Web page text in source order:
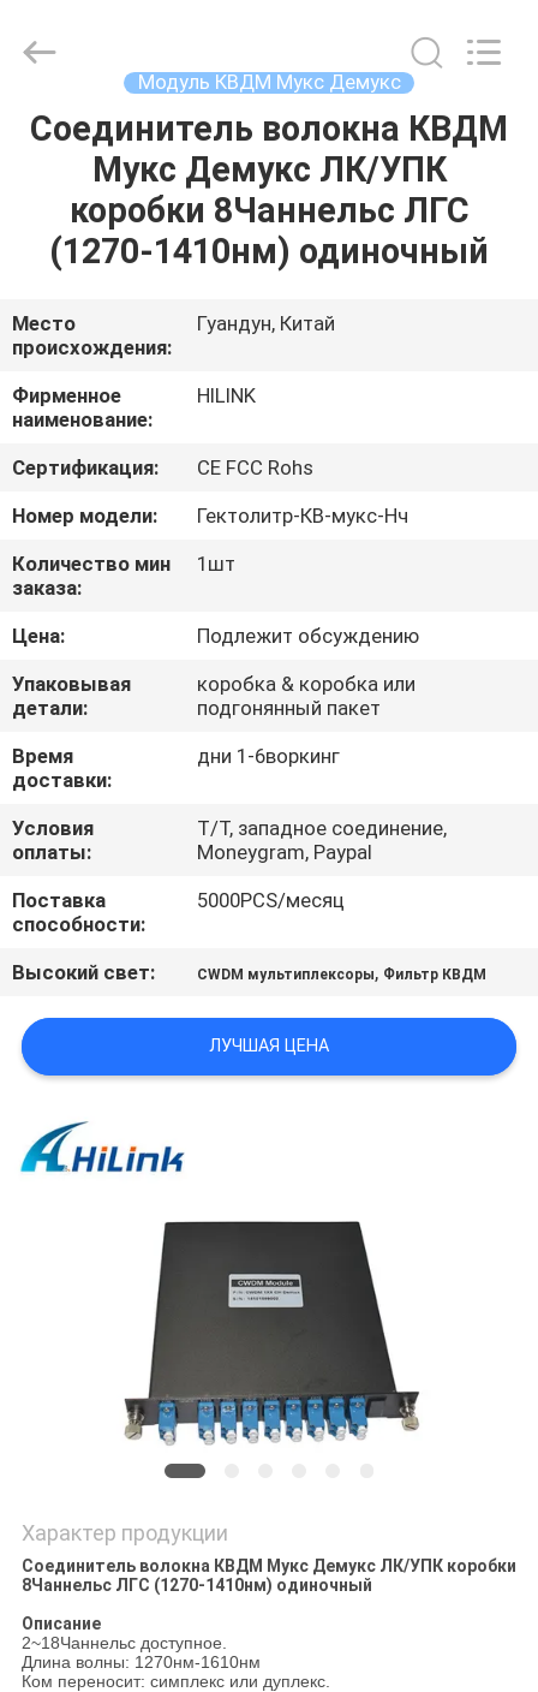
ДОМОЙ
ПРОДУКТЫ
НАС
ЭКСКУРСИЯ
ПО
ЗАВОДУ
КОНТРОЛЬ
КАЧЕСТВА
СВЯЖИТЕСЬ
С
НАМИ
НОВОСТИ
СЛУЧАИ
ЗАПРОСИТЕ
ЦИТАТУ
САЙТА
ПОЛИТИКА
КОНФИДЕНЦИАЛЬНОСТИ
Technology
Co.,Ltd..
Модуль КВДМ Мукс Демукс
Соединитель волокна КВДМ
Мукс Демукс ЛК/УПК
коробки 8Чаннельс ЛГС
(1270-1410нм) одиночный
Место
происхождения:
Гуандун, Китай
Фирменное
наименование:
HILINK
Сертификация:
CE FCC Rohs
Номер модели:
Гектолитр-КВ-мукс-Нч
Количество мин
заказа:
1шт
Цена:
Подлежит обсуждению
Упаковывая
детали:
коробка & коробка или
подгонянный пакет
Время
доставки:
дни 1-6воркинг
Условия
оплаты:
T/T, западное соединение,
Moneygram, Paypal
Поставка
способности:
5000PCS/месяц
Высокий свет: CWDM мультиплексоры, Фильтр КВДМ
ЛУЧШАЯ ЦЕНА
Характер продукции
Соединитель волокна КВДМ Мукс Демукс ЛК/УПК коробки
8Чаннельс ЛГС (1270-1410нм) одиночный
Описание
2~18Чаннельс доступное.
Длина волны: 1270нм-1610нм
Ком переносит: симплекс или дуплекс.